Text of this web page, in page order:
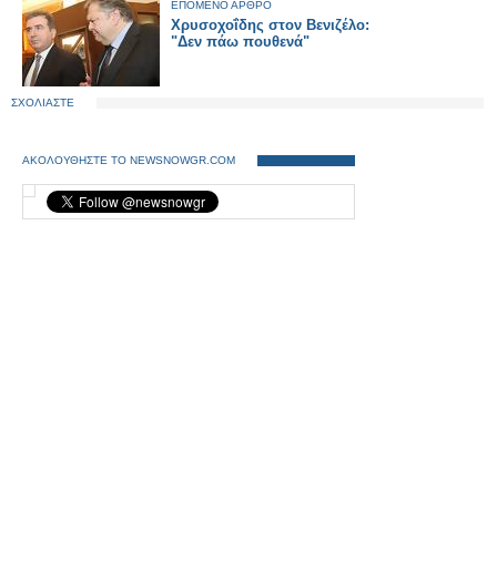
ΕΠΟΜΕΝΟ ΑΡΘΡΟ
Χρυσοχοΐδης στον Βενιζέλο:
"Δεν πάω πουθενά"
ΣΧΟΛΙΑΣΤΕ
ΑΚΟΛΟΥΘΗΣΤΕ ΤΟ NEWSNOWGR.COM